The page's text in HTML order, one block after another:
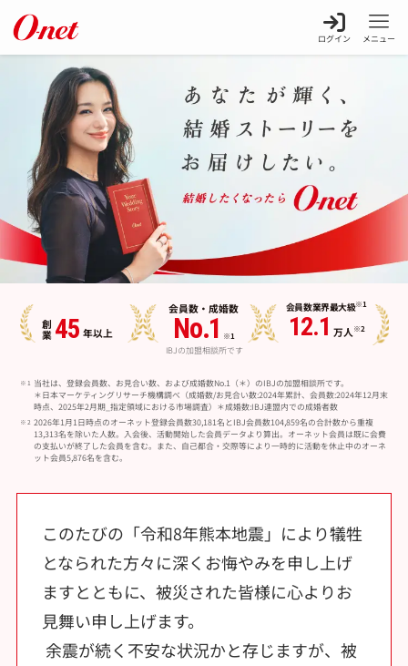
ログイン メニュー
創業45 年以上
会員数・ 成婚数
No.1 ※1
IBJの加盟相談所です
会員数業界最大級※1
12.1 万人 ※2
当社は、登録会員数、お見合い数、および成婚数No.1（＊）のIBJの加盟相談所です。
＊日本マーケティングリサーチ機構調べ（成婚数/お見合い数:2024年累計、会員数:2024年12月末
時点、2025年2月期_指定領域における市場調査）＊成婚数:IBJ連盟内での成婚者数
2026年1月1日時点のオーネット登録会員数30,181名とIBJ会員数104,859名の合計数から重複
13,313名を除いた人数。入会後、活動開始した会員データより算出。オーネット会員は既に会費
の支払いが終了した会員を含む。また、自己都合・交際等により一時的に活動を休止中のオーネ
ット会員5,876名を含む。
このたびの「令和8年熊本地震」により犠牲
となられた方々に深くお悔やみを申し上げ
ますとともに、被災された皆様に心よりお
見舞い申し上げます。
余震が続く不安な状況かと存じますが、被